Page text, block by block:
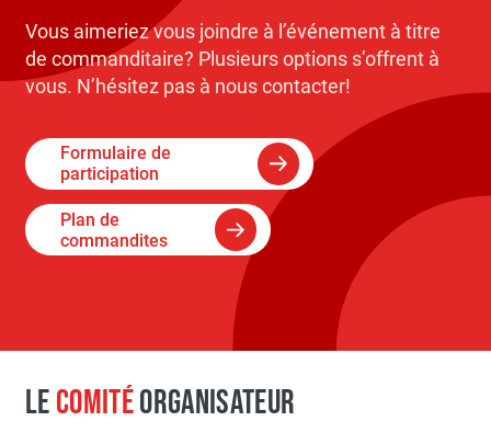
Vous aimeriez vous joindre à l’événement à titre
de commanditaire? Plusieurs options s’offrent à
vous. N’hésitez pas à nous contacter!
Formulaire de
participation
Plan de
commandites
LECOMITÉORGANISATEUR